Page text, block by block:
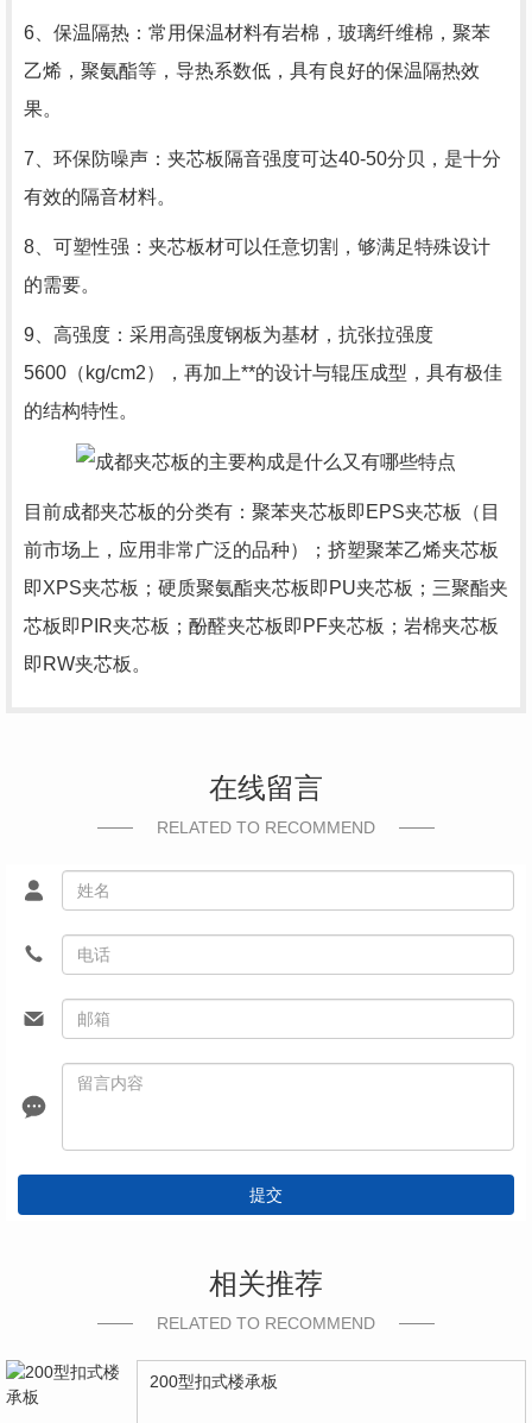
6、保温隔热：常用保温材料有岩棉，玻璃纤维棉，聚苯
乙烯，聚氨酯等，导热系数低，具有良好的保温隔热效
果。
7、环保防噪声：夹芯板隔音强度可达40-50分贝，是十分
有效的隔音材料。
8、可塑性强：夹芯板材可以任意切割，够满足特殊设计
的需要。
9、高强度：采用高强度钢板为基材，抗张拉强度
5600（kg/cm2），再加上**的设计与辊压成型，具有极佳
的结构特性。
目前成都夹芯板的分类有：聚苯夹芯板即EPS夹芯板（目
前市场上，应用非常广泛的品种）；挤塑聚苯乙烯夹芯板
即XPS夹芯板；硬质聚氨酯夹芯板即PU夹芯板；三聚酯夹
芯板即PIR夹芯板；酚醛夹芯板即PF夹芯板；岩棉夹芯板
即RW夹芯板。
在线留言
RELATED TO RECOMMEND
提交
相关推荐
RELATED TO RECOMMEND
200型扣式楼承板